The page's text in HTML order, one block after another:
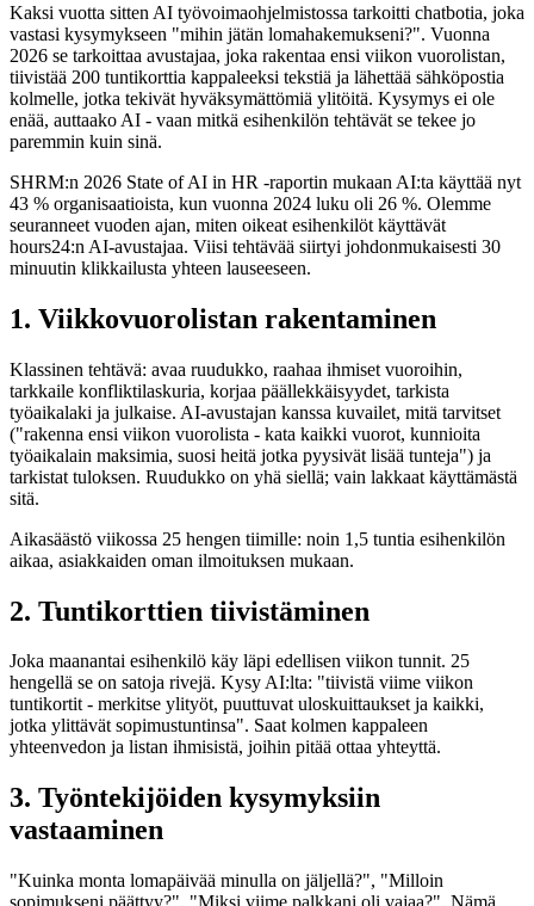
Kaksi vuotta sitten AI työvoimaohjelmistossa tarkoitti chatbotia, joka
vastasi kysymykseen "mihin jätän lomahakemukseni?". Vuonna
2026 se tarkoittaa avustajaa, joka rakentaa ensi viikon vuorolistan,
tiivistää 200 tuntikorttia kappaleeksi tekstiä ja lähettää sähköpostia
kolmelle, jotka tekivät hyväksymättömiä ylitöitä. Kysymys ei ole
enää, auttaako AI - vaan mitkä esihenkilön tehtävät se tekee jo
paremmin kuin sinä.
SHRM:n 2026 State of AI in HR -raportin mukaan AI:ta käyttää nyt
43 % organisaatioista, kun vuonna 2024 luku oli 26 %. Olemme
seuranneet vuoden ajan, miten oikeat esihenkilöt käyttävät
hours24:n AI-avustajaa. Viisi tehtävää siirtyi johdonmukaisesti 30
minuutin klikkailusta yhteen lauseeseen.
1. Viikkovuorolistan rakentaminen
Klassinen tehtävä: avaa ruudukko, raahaa ihmiset vuoroihin,
tarkkaile konfliktilaskuria, korjaa päällekkäisyydet, tarkista
työaikalaki ja julkaise. AI-avustajan kanssa kuvailet, mitä tarvitset
("rakenna ensi viikon vuorolista - kata kaikki vuorot, kunnioita
työaikalain maksimia, suosi heitä jotka pyysivät lisää tunteja") ja
tarkistat tuloksen. Ruudukko on yhä siellä; vain lakkaat käyttämästä
sitä.
Aikasäästö viikossa 25 hengen tiimille: noin 1,5 tuntia esihenkilön
aikaa, asiakkaiden oman ilmoituksen mukaan.
2. Tuntikorttien tiivistäminen
Joka maanantai esihenkilö käy läpi edellisen viikon tunnit. 25
hengellä se on satoja rivejä. Kysy AI:lta: "tiivistä viime viikon
tuntikortit - merkitse ylityöt, puuttuvat uloskuittaukset ja kaikki,
jotka ylittävät sopimustuntinsa". Saat kolmen kappaleen
yhteenvedon ja listan ihmisistä, joihin pitää ottaa yhteyttä.
3. Työntekijöiden kysymyksiin
vastaaminen
"Kuinka monta lomapäivää minulla on jäljellä?", "Milloin